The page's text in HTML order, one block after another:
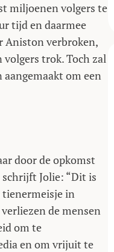
miljoenen volgers te
tijd en daarmee
Aniston verbroken,
trok. Toch zal
om een
door de opkomst
Jolie: “Dit is
tienermeisje in
de mensen
om te
en om vrijuit te